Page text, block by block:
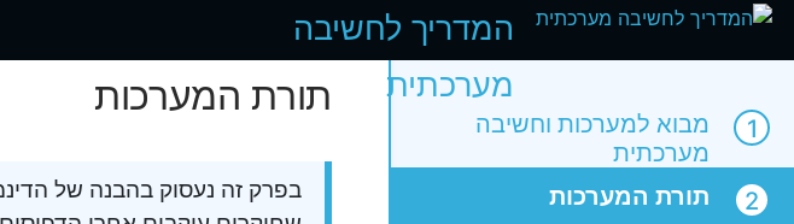
המדריך לחשיבה
מערכתית
מבוא למערכות וחשיבה
מערכתית
תורת המערכות
תורת המערכות
בפרק זה נעסוק בהבנה של